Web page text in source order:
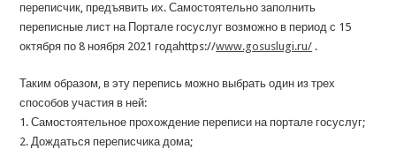
переписчик, предъявить их. Самостоятельно заполнить
переписные лист на Портале госуслуг возможно в период с 15
октября по 8 ноября 2021 годаhttps://www.gosuslugi.ru/ .
Таким образом, в эту перепись можно выбрать один из трех
способов участия в ней:
1. Самостоятельное прохождение переписи на портале госуслуг;
2. Дождаться переписчика дома;